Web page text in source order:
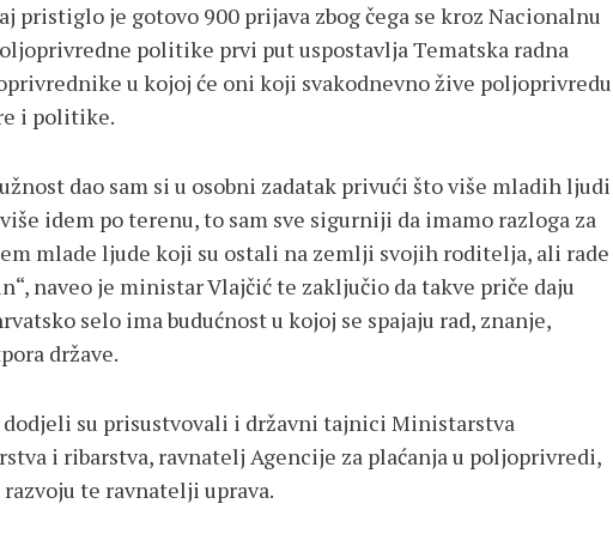
pristiglo je gotovo 900 prijava zbog čega se kroz Nacionalnu
politike prvi put uspostavlja Tematska radna
u kojoj će oni koji svakodnevno žive poljoprivredu
i politike.
dao sam si u osobni zadatak privući što više mladih ljudi
idem po terenu, to sam sve sigurniji da imamo razloga za
mlade ljude koji su ostali na zemlji svojih roditelja, ali rade
naveo je ministar Vlajčić te zaključio da takve priče daju
selo ima budućnost u kojoj se spajaju rad, znanje,
države.
su prisustvovali i državni tajnici Ministarstva
i ribarstva, ravnatelj Agencije za plaćanja u poljoprivredi,
te ravnatelji uprava.